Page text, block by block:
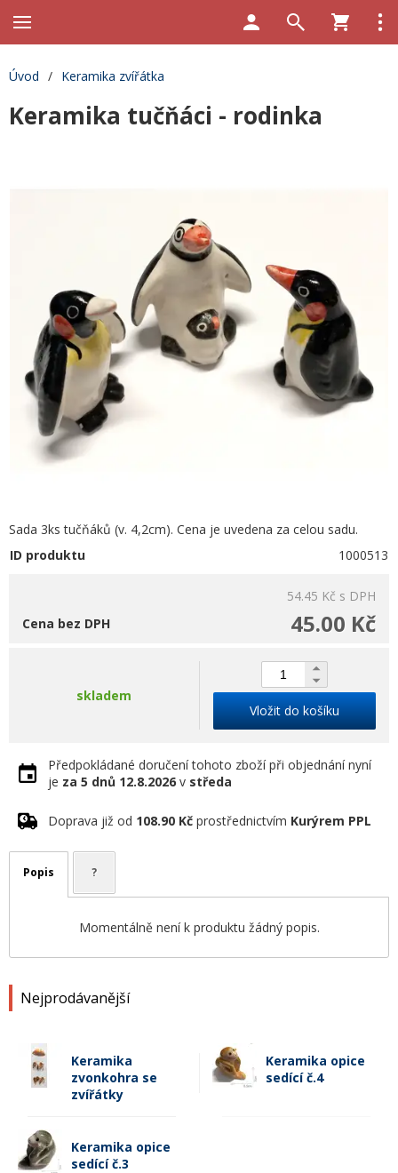
Nejprodávanější
Keramika
zvonkohra se
zvířátky
Keramika opice
sedící č.4
Keramika opice
sedící č.3
Úvod / Keramika zvířátka
Keramika tučňáci - rodinka
Sada 3ks tučňáků (v. 4,2cm). Cena je uvedena za celou sadu.
ID produktu
1000513
54.45 Kč s DPH
45.00 Kč
Cena bez DPH
skladem
Vložit do košíku
Předpokládané doručení tohoto zboží při objednání nyní
je za 5 dnů 12.8.2026 v středa
Doprava již od 108.90 Kč prostřednictvím Kurýrem PPL
Popis ?
Momentálně není k produktu žádný popis.